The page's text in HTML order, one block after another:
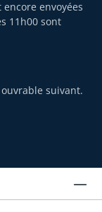
envoyées
11h00 sont
suivant.